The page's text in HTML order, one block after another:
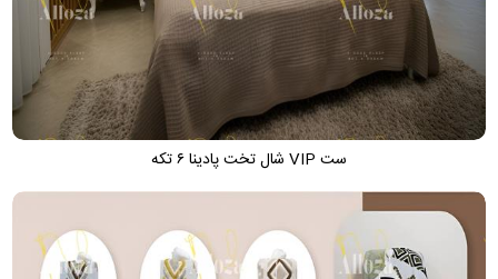
ست VIP شال تخت پادینا ۶ تکه